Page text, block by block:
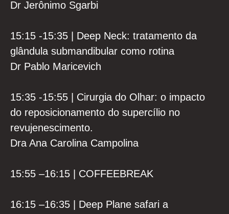
Dr Jerônimo Sgarbi
15:15 -15:35 | Deep Neck: tratamento da
glândula submandibular como rotina
Dr Pablo Maricevich
15:35 -15:55 | Cirurgia do Olhar: o impacto
do reposicionamento do supercílio no
revujenescimento.
Dra Ana Carolina Campolina
15:55 –16:15 | COFFEEBREAK
16:15 –16:35 | Deep Plane safari a